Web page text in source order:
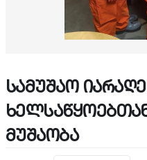
სამუშაო
მუშაობა